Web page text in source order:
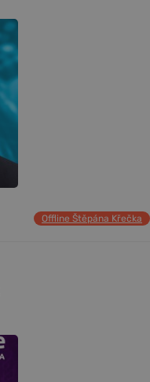
Offline Štěpána Křečka